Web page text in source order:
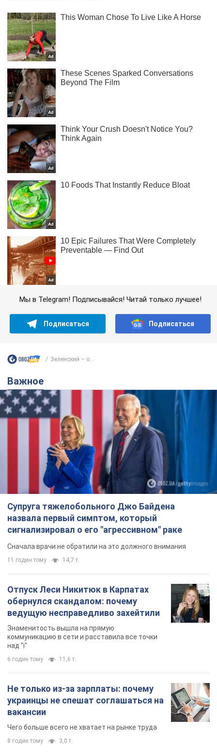
Мы в Telegram! Подписывайся! Читай только лучшее!
Подписаться Подписаться
Зеленский – о...
Важное
Супруга тяжелобольного Джо Байдена
назвала первый симптом, который
сигнализировал о его "агрессивном" раке
Сначала врачи не обратили на это должного внимания
11 годин тому 14,7 т.
Отпуск Леси Никитюк в Карпатах
обернулся скандалом: почему
ведущую несправедливо захейтили
Знаменитость вышла на прямую
коммуникацию в сети и расставила все точки
над "i"
6 годин тому 11,6 т.
Не только из-за зарплаты: почему
украинцы не спешат соглашаться на
вакансии
Чего больше всего не хватает на рынке труда
8 годин тому 3,0 т.